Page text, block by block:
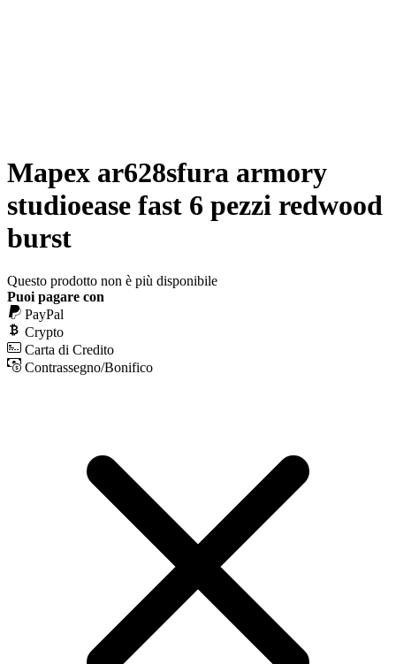
Mapex ar628sfura armory
studioease fast 6 pezzi redwood
burst
Questo prodotto non è più disponibile
Puoi pagare con
PayPal
Crypto
Carta di Credito
Contrassegno/Bonifico